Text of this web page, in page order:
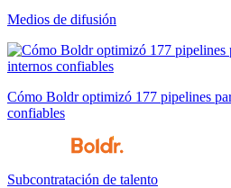
Medios de difusión
Cómo Boldr optimizó 177 pipelines
confiables
Subcontratación de talento